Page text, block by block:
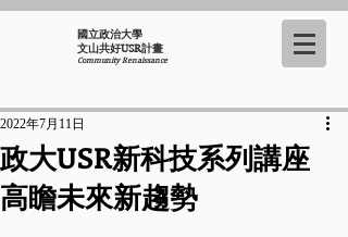
國立政治大學
​文山共好USR計畫
Community Renaissance
政大USR新科技系列講座
高瞻未來新趨勢
2022年7月11日